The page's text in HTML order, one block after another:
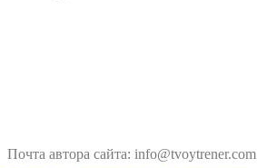
Почта автора сайта: info@tvoytrener.com